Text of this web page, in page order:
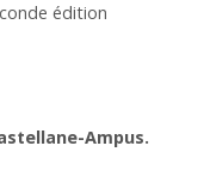
édition
Ampus.